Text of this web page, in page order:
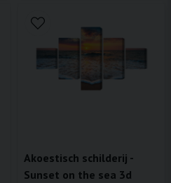
Akoestisch schilderij -
Sunset on the sea 3d